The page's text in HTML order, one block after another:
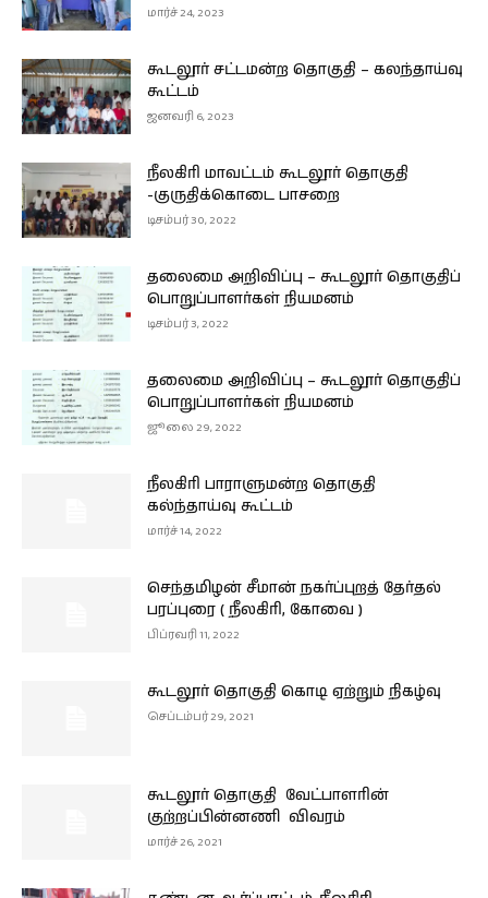
மார்ச் 24, 2023
கூடலூர் சட்டமன்ற தொகுதி – கலந்தாய்வு
கூட்டம்
ஜனவரி 6, 2023
நீலகிரி மாவட்டம் கூடலூர் தொகுதி
-குருதிக்கொடை பாசறை
டிசம்பர் 30, 2022
தலைமை அறிவிப்பு – கூடலூர் தொகுதிப்
பொறுப்பாளர்கள் நியமனம்
டிசம்பர் 3, 2022
தலைமை அறிவிப்பு – கூடலூர் தொகுதிப்
பொறுப்பாளர்கள் நியமனம்
ஜூலை 29, 2022
நீலகிரி பாராளுமன்ற தொகுதி
கல்ந்தாய்வு கூட்டம்
மார்ச் 14, 2022
செந்தமிழன் சீமான் நகர்ப்புறத் தேர்தல்
பரப்புரை ( நீலகிரி, கோவை )
பிப்ரவரி 11, 2022
கூடலூர் தொகுதி கொடி ஏற்றும் நிகழ்வு
செப்டம்பர் 29, 2021
கூடலூர் தொகுதி வேட்பாளரின்
குற்றப்பின்னணி விவரம்
மார்ச் 26, 2021